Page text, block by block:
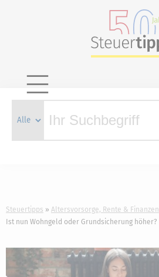
Steuertipps Altersvorsorge, Rente & Finanzen
Ist nun Wohngeld oder Grundsicherung höher?